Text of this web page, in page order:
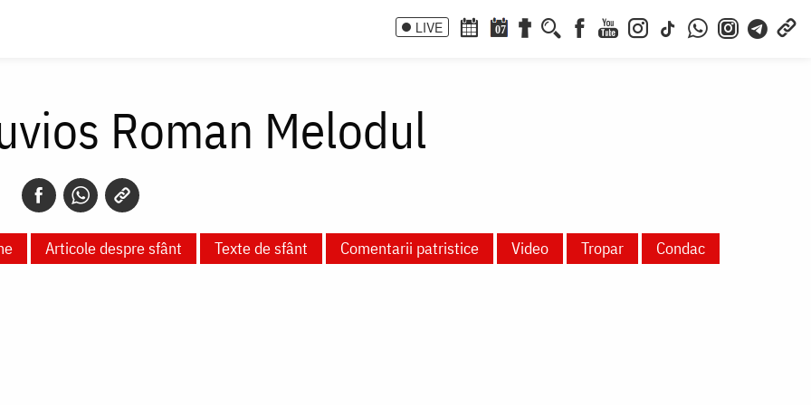
LIVE 07
Roman Melodul
Articole despre sfânt Texte de sfânt Comentarii patristice Video Tropar
Condac